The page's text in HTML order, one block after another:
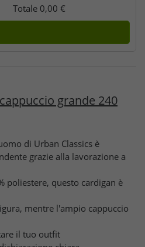
Totale 0,00 €
grande 240
di Urban Classics è
grazie alla lavorazione a
poliestere, questo cardigan è
mentre l'ampio cappuccio
il tuo outfit